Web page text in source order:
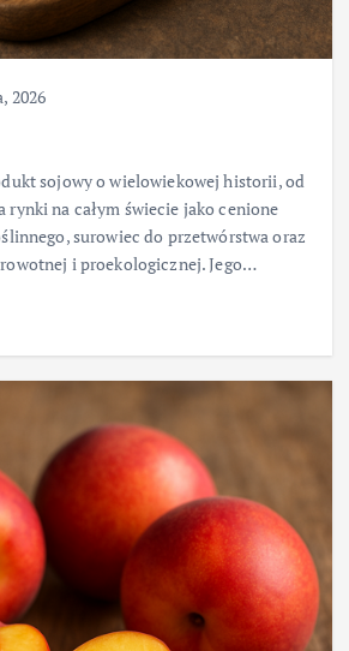
2026
sojowy o wielowiekowej historii, od
rynki na całym świecie jako cenione
surowiec do przetwórstwa oraz
i proekologicznej. Jego…